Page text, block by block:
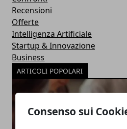
Consenso sui
Recensioni
Offerte
Intelligenza Artificiale
Startup & Innovazione
Business
ARTICOLI POPOLARI